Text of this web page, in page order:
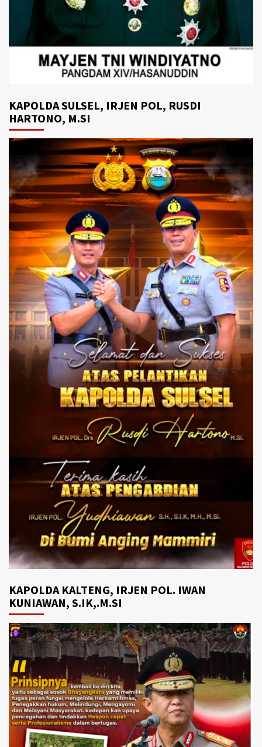
KAPOLDA SULSEL, IRJEN POL, RUSDI
HARTONO, M.SI
KAPOLDA KALTENG, IRJEN POL. IWAN
KUNIAWAN, S.IK,.M.SI